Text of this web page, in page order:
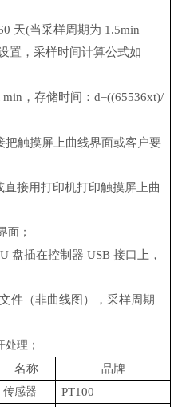
天(当采样周期为 1.5min
置，采样时间计算公式如
，存储时间：d=((65536xt)/
把触摸屏上曲线界面或客户要
接用打印机打印触摸屏上曲
面；
盘插在控制器 USB 接口上，
件（非曲线图），采样周期
理；
名称 品牌
传感器 PT100